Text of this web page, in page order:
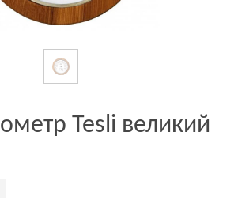
Tesli великий